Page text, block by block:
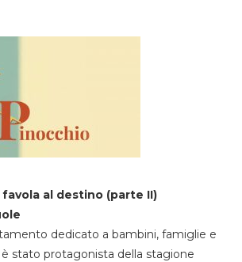
al destino (parte II)
dedicato a bambini, famiglie e
stato protagonista della stagione